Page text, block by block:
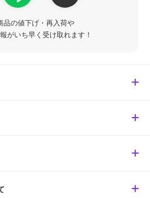
品の値下げ・再入荷や
がいち早く受け取れます！